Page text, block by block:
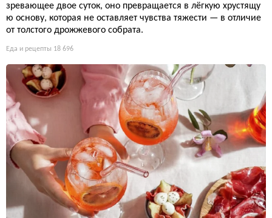
зревающее двое суток, оно превращается в лёгкую хрустящу
ю основу, которая не оставляет чувства тяжести — в отличие
от толстого дрожжевого собрата.
Еда и рецепты 18 696